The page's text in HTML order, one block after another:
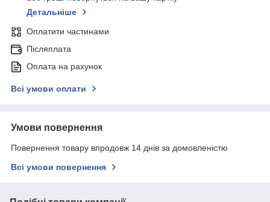
Детальніше
Оплатити частинами
Післяплата
Оплата на рахунок
Всі умови оплати
Умови повернення
Повернення товару впродовж 14 днів за домовленістю
Всі умови повернення